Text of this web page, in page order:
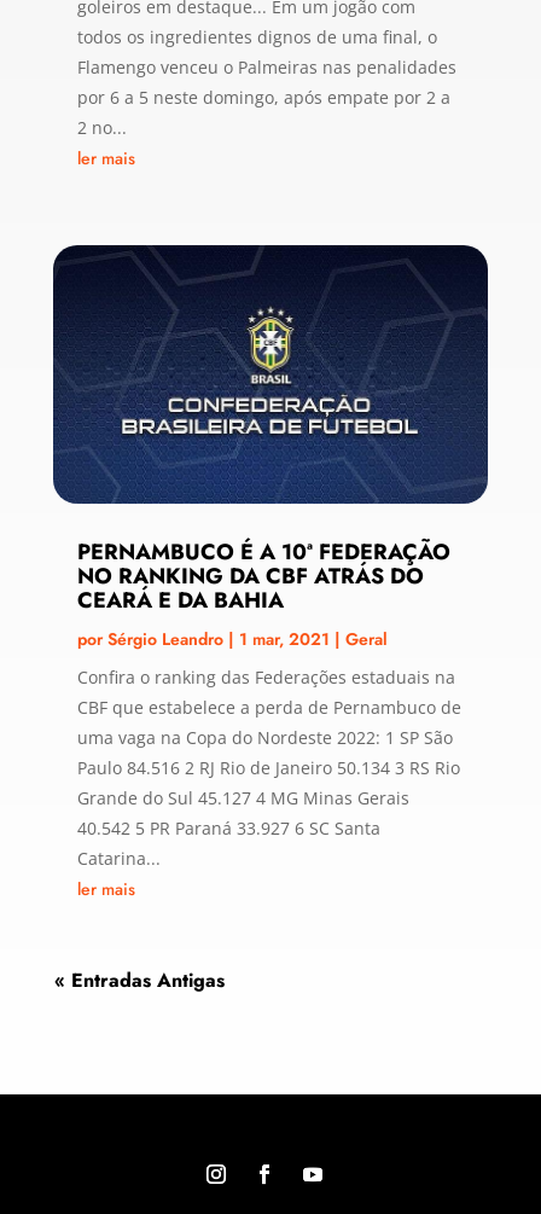
goleiros em destaque... Em um jogão com
todos os ingredientes dignos de uma final, o
Flamengo venceu o Palmeiras nas penalidades
por 6 a 5 neste domingo, após empate por 2 a
2 no...
ler mais
PERNAMBUCO É A 10ª FEDERAÇÃO
NO RANKING DA CBF ATRÁS DO
CEARÁ E DA BAHIA
porSérgio Leandro| 1 mar, 2021 | Geral
Confira o ranking das Federações estaduais na
CBF que estabelece a perda de Pernambuco de
uma vaga na Copa do Nordeste 2022: 1 SP São
Paulo 84.516 2 RJ Rio de Janeiro 50.134 3 RS Rio
Grande do Sul 45.127 4 MG Minas Gerais
40.542 5 PR Paraná 33.927 6 SC Santa
Catarina...
ler mais
« Entradas Antigas